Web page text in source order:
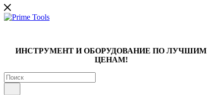
ИНСТРУМЕНТ И ОБОРУДОВАНИЕ ПО ЛУЧШИМ
ЦЕНАМ!